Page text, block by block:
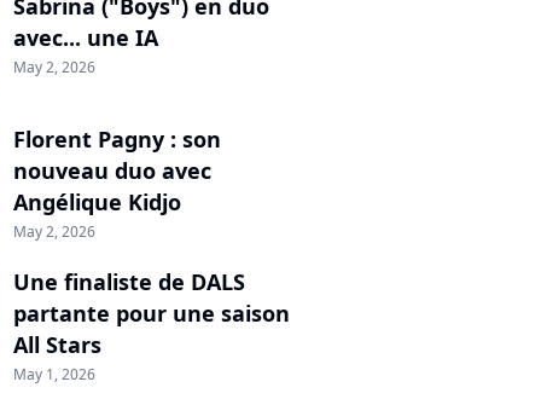
Sabrina ("Boys") en duo
avec... une IA
May 2, 2026
Florent Pagny : son
nouveau duo avec
Angélique Kidjo
May 2, 2026
Une finaliste de DALS
partante pour une saison
All Stars
May 1, 2026